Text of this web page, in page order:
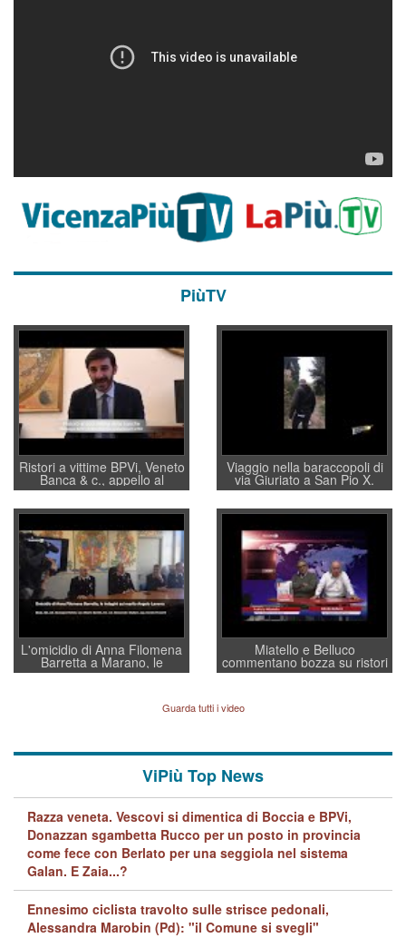
PiùTV
Ristori a vittime BPVi, Veneto
Banca & c., appello al
sottosegretario Alessio
Villarosa: per mettere ordine
convochi con Di Maio CNCU
a supporto della cabina di
regia al Mef
Viaggio nella baraccopoli di
via Giuriato a San Pio X.
Vicenza ai Vicentini: “faremo
un regalo di Natale ai
residenti”
L'omicidio di Anna Filomena
Barretta a Marano, le
indagini dei carabinieri di
Lavarra: più avvincenti di
quelle di... Barbara D'Urso
Miatello e Belluco
commentano bozza su ristori
BPVi e Veneto Banca
Guarda tutti i video
ViPiù Top News
Razza veneta. Vescovi si dimentica di Boccia e BPVi,
Donazzan sgambetta Rucco per un posto in provincia
come fece con Berlato per una seggiola nel sistema
Galan. E Zaia...?
Ennesimo ciclista travolto sulle strisce pedonali,
Alessandra Marobin (Pd): "il Comune si svegli"